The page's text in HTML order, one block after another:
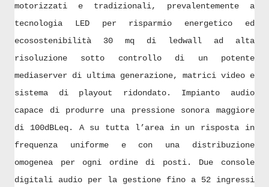
motorizzati e tradizionali, prevalentemente a
tecnologia LED per risparmio energetico ed
ecosostenibilità 30 mq di ledwall ad alta
risoluzione sotto controllo di un potente
mediaserver di ultima generazione, matrici video e
sistema di playout ridondato. Impianto audio
capace di produrre una pressione sonora maggiore
di 100dBLeq. A su tutta l’area in un risposta in
frequenza uniforme e con una distribuzione
omogenea per ogni ordine di posti. Due console
digitali audio per la gestione fino a 52 ingressi